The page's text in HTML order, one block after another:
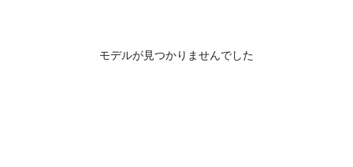
モデルが見つかりませんでした